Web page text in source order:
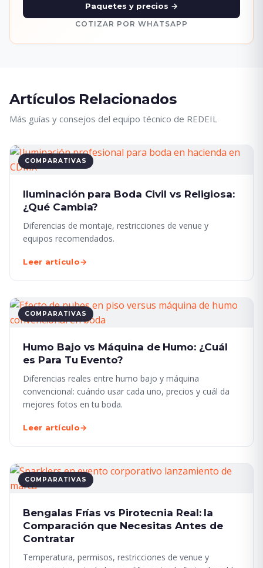
Paquetes y precios →
COTIZAR POR WHATSAPP
Artículos Relacionados
Más guías y consejos del equipo técnico de REDEIL
COMPARATIVAS
Iluminación para Boda Civil vs Religiosa:
¿Qué Cambia?
Diferencias de montaje, restricciones de venue y
equipos recomendados.
Leer artículo→
COMPARATIVAS
Humo Bajo vs Máquina de Humo: ¿Cuál
es Para Tu Evento?
Diferencias reales entre humo bajo y máquina
convencional: cuándo usar cada uno, precios y cuál da
mejores fotos en tu boda.
Leer artículo→
COMPARATIVAS
Bengalas Frías vs Pirotecnia Real: la
Comparación que Necesitas Antes de
Contratar
Temperatura, permisos, restricciones de venue y